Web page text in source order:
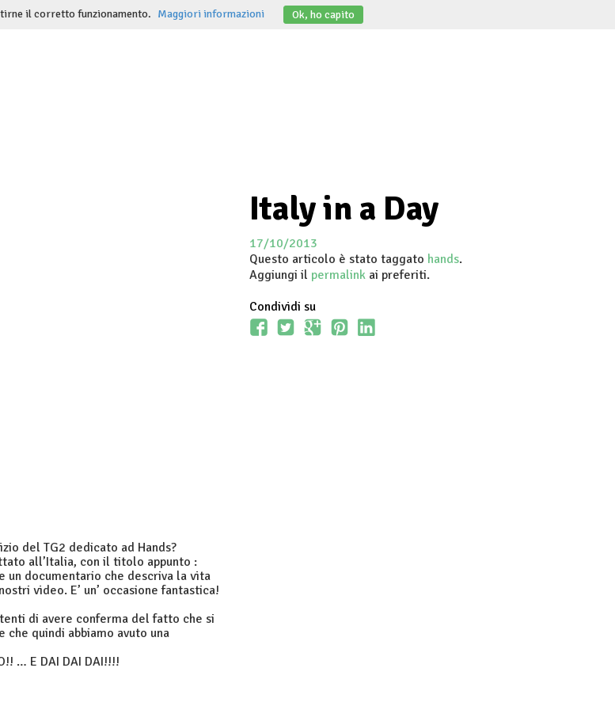
Italy in a Day
17/10/2013
Questo articolo è stato taggato hands.
Aggiungi il permalink ai preferiti.
Condividi su
del TG2 dedicato ad Hands?
all’Italia, con il titolo appunto :
un documentario che descriva la vita
video. E’ un’ occasione fantastica!
di avere conferma del fatto che si
quindi abbiamo avuto una
… E DAI DAI DAI!!!!
il corretto funzionamento. Maggiori informazioni Ok, ho capito